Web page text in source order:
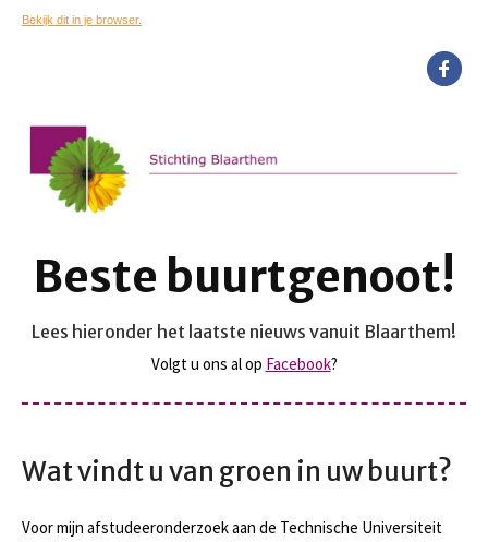
Bekijk dit in je browser.
Beste buurtgenoot!
Lees hieronder het laatste nieuws vanuit Blaarthem!
Volgt u ons al op Facebook?
Wat vindt u van groen in uw buurt?
Voor mijn afstudeeronderzoek aan de Technische Universiteit